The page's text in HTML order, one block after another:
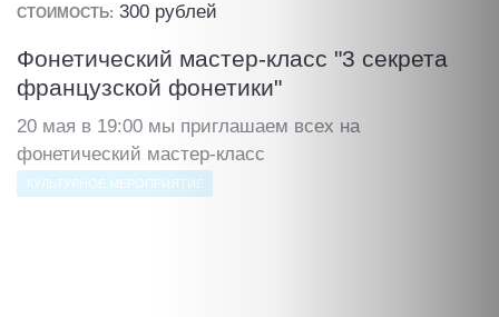
СТОИМОСТЬ: 300 рублей
Фонетический мастер-класс "3 секрета
французской фонетики"
20 мая в 19:00 мы приглашаем всех на
фонетический мастер-класс
КУЛЬТУРНОЕ МЕРОПРИЯТИЕ